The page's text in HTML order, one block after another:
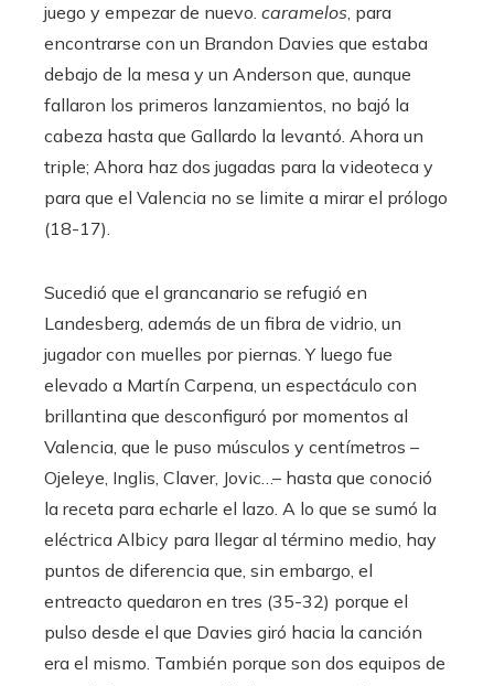
juego y empezar de nuevo. caramelos, para
encontrarse con un Brandon Davies que estaba
debajo de la mesa y un Anderson que, aunque
fallaron los primeros lanzamientos, no bajó la
cabeza hasta que Gallardo la levantó. Ahora un
triple; Ahora haz dos jugadas para la videoteca y
para que el Valencia no se limite a mirar el prólogo
(18-17).
Sucedió que el grancanario se refugió en
Landesberg, además de un fibra de vidrio, un
jugador con muelles por piernas. Y luego fue
elevado a Martín Carpena, un espectáculo con
brillantina que desconfiguró por momentos al
Valencia, que le puso músculos y centímetros –
Ojeleye, Inglis, Claver, Jovic…– hasta que conoció
la receta para echarle el lazo. A lo que se sumó la
eléctrica Albicy para llegar al término medio, hay
puntos de diferencia que, sin embargo, el
entreacto quedaron en tres (35-32) porque el
pulso desde el que Davies giró hacia la canción
era el mismo. También porque son dos equipos de